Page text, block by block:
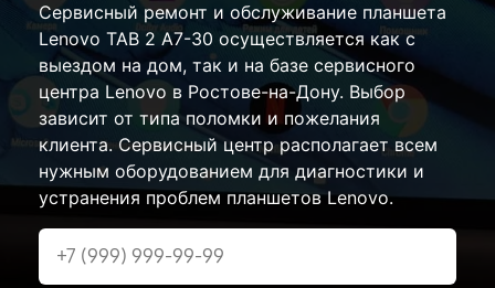
Сервисный ремонт и обслуживание планшета
Lenovo TAB 2 A7-30 осуществляется как с
выездом на дом, так и на базе сервисного
центра Lenovo в Ростове-на-Дону. Выбор
зависит от типа поломки и пожелания
клиента. Сервисный центр располагает всем
нужным оборудованием для диагностики и
устранения проблем планшетов Lenovo.